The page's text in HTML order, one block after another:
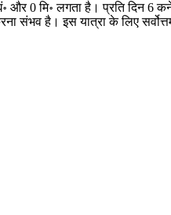
और 0 मि॰ लगता है। प्रति दिन
संभव है। इस यात्रा के लिए